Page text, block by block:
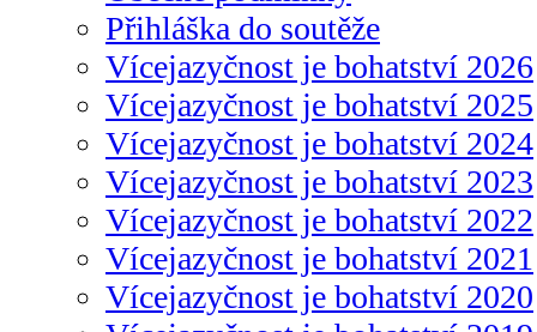
Přihláška do soutěže
Vícejazyčnost je bohatství 2026
Vícejazyčnost je bohatství 2025
Vícejazyčnost je bohatství 2024
Vícejazyčnost je bohatství 2023
Vícejazyčnost je bohatství 2022
Vícejazyčnost je bohatství 2021
Vícejazyčnost je bohatství 2020